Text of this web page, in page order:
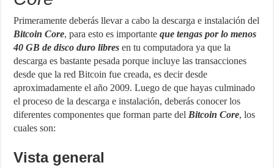
Primeramente deberás llevar a cabo la descarga e instalación del
Bitcoin Core, para esto es importanteque tengas por lo menos
40 GB de disco duro libres en tu computadora ya que la
descarga es bastante pesada porque incluye las transacciones
desde que la red Bitcoin fue creada, es decir desde
aproximadamente el año 2009. Luego de que hayas culminado
el proceso de la descarga e instalación, deberás conocer los
diferentes componentes que forman parte del Bitcoin Core, los
cuales son:
Vista general